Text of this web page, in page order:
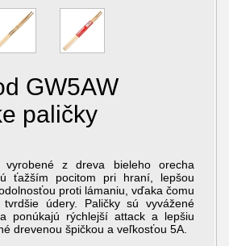
GW5AW
paličky
vyrobené z dreva bieleho orecha
ťažším pocitom pri hraní, lepšou
proti lámaniu, vďaka čomu
údery. Paličky sú vyvážené
ponúkajú rýchlejší attack a lepšiu
drevenou špičkou a veľkosťou 5A.